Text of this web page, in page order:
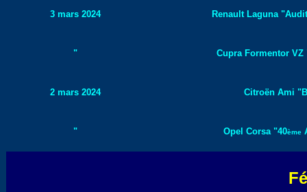
3 mars 2024 Renault Laguna
" Cupra Formentor
2 mars 2024 Citroën Ami
" Opel Corsa "40ème